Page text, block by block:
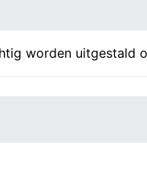
worden uitgestald